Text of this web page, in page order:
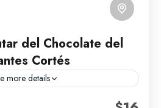
del Chocolate del
Cortés
more details
los sábados,